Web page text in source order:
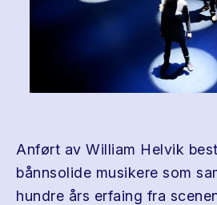
Anført av William Helvik
bånnsolide musikere som
hundre års erfaing fra